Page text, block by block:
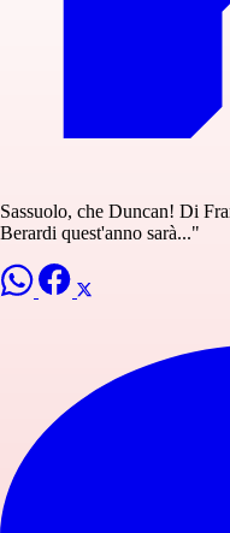
Sassuolo, che Duncan! Di
Berardi quest'anno sarà..."